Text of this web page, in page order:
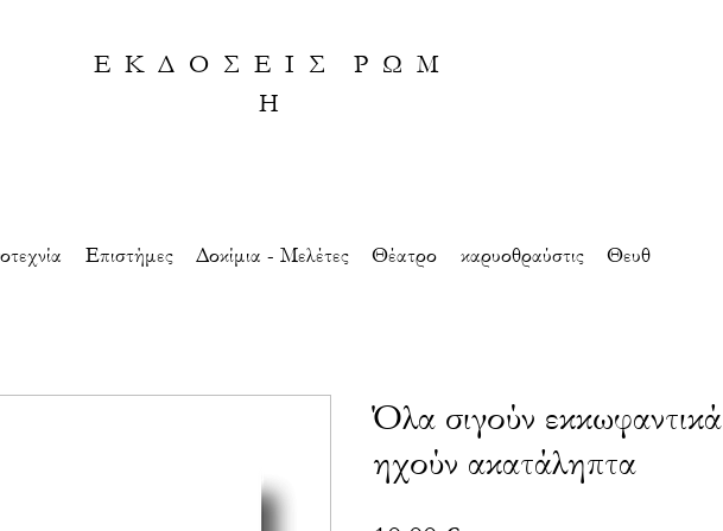
Ε Κ Δ Ο Σ Ε Ι Σ Ρ Ω Μ
Η
Eπιστήμες Δοκίμια - Μελέτες Θέατρο καρυοθραύστις Θευθ
Όλα σιγούν εκκωφαντικά
ηχούν ακατάληπτα